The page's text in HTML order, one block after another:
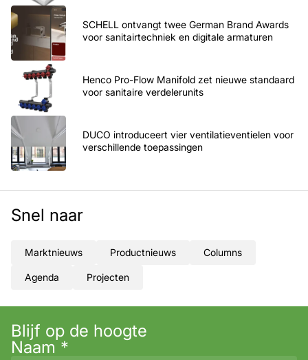
SCHELL ontvangt twee German Brand Awards
voor sanitairtechniek en digitale armaturen
Henco Pro-Flow Manifold zet nieuwe standaard
voor sanitaire verdelerunits
DUCO introduceert vier ventilatieventielen voor
verschillende toepassingen
Snel naar
Marktnieuws Productnieuws Columns
Agenda Projecten
Blijf op de hoogte
Naam *